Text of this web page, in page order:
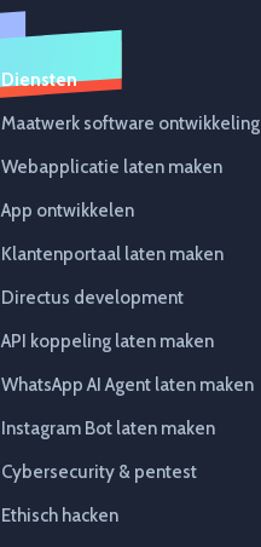
Diensten
Maatwerk software ontwikkeling
Webapplicatie laten maken
App ontwikkelen
Klantenportaal laten maken
Directus development
API koppeling laten maken
WhatsApp AI Agent laten maken
Instagram Bot laten maken
Cybersecurity & pentest
Ethisch hacken